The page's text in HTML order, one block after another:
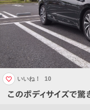
このボディサイズで驚
いいね！ 10